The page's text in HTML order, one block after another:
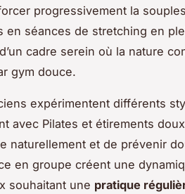
progressivement la
en séances de stretching en
cadre serein où la nature
gym douce.
expérimentent différents
avec Pilates et étirements
naturellement et de prévenir
en groupe créent une
souhaitant une pratique